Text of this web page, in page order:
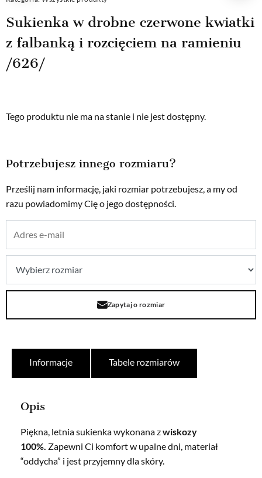
Sukienka w drobne czerwone kwiatki
z falbanką i rozcięciem na ramieniu
/626/
Tego produktu nie ma na stanie i nie jest dostępny.
Potrzebujesz innego rozmiaru?
Prześlij nam informację, jaki rozmiar potrzebujesz, a my od
razu powiadomimy Cię o jego dostępności.
Zapytaj o rozmiar
Informacje Tabele rozmiarów
Opis
Piękna, letnia sukienka wykonana zwiskozy
100%. Zapewni Ci komfort w upalne dni, materiał
“oddycha” i jest przyjemny dla skóry.